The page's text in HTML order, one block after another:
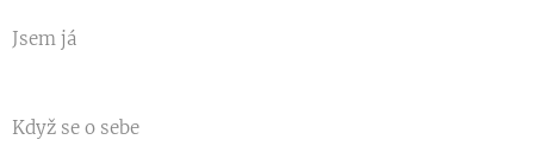
Jsem já
Když se o sebe